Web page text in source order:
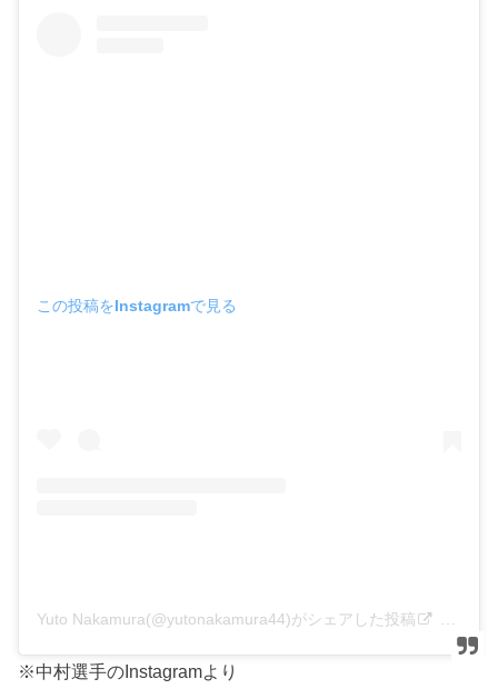
この投稿をInstagramで見る
Yuto Nakamura(@yutonakamura44)がシェアした投稿
※中村選手のInstagramより